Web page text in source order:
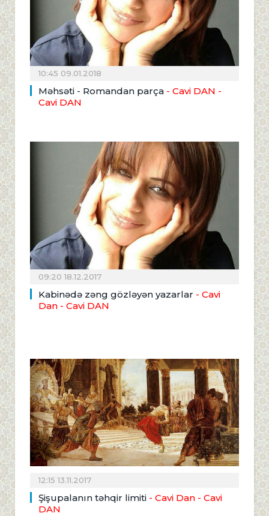
10:45 09.01.2018
Məhsəti - Romandan parça - Cavi DAN -
Cavi DAN
09:20 18.12.2017
Kabinədə zəng gözləyən yazarlar - Cavi
Dan - Cavi DAN
12:15 13.11.2017
Şişupalanın təhqir limiti - Cavi Dan - Cavi
DAN